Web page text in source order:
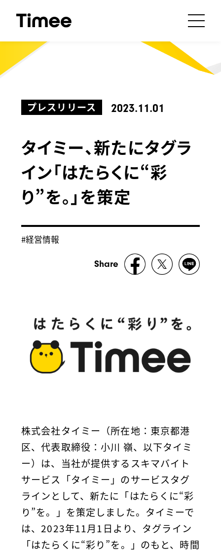
プレスリリース 2023.11.01
Share
タイミー、新たにタグラ
イン「はたらくに“彩
り”を。」を策定
#経営情報
株式会社タイミー（所在地：東京都港
区、代表取締役：小川 嶺、以下タイミ
ー）は、当社が提供するスキマバイト
サービス「タイミー」のサービスタグ
ラインとして、新たに「はたらくに“彩
り”を。」を策定しました。タイミーで
は、2023年11月1日より、タグライン
「はたらくに“彩り”を。」のもと、時間